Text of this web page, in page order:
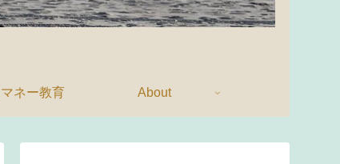
ネー教育 About